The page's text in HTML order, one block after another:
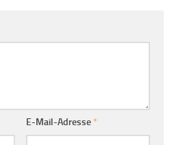
E-Mail-Adresse *